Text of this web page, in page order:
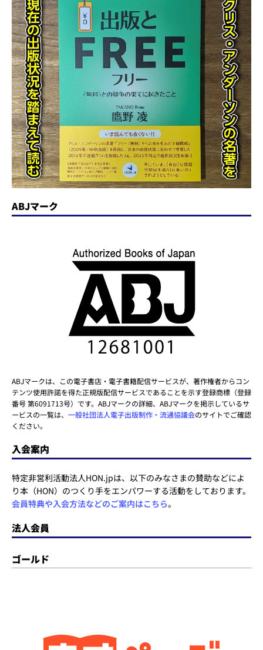
ABJマーク
ABJマークは、この電子書店・電子書籍配信サービスが、著作権者からコン
テンツ使用許諾を得た正規版配信サービスであることを示す登録商標（登録
番号 第6091713号）です。ABJマークの詳細、ABJマークを掲示しているサ
ービスの一覧は、 一般社団法人電子出版制作・流通協議会のサイトでご確認
ください。
入会案内
特定非営利活動法人HON.jpは、以下のみなさまの賛助などによ
り本（HON）のつくり手をエンパワーする活動をしております。
会員特典や入会方法などのご案内はこちら。
法人会員
ゴールド